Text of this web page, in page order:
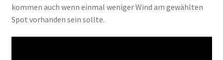
kommen auch wenn einmal weniger Wind am gewählten
Spot vorhanden sein sollte.